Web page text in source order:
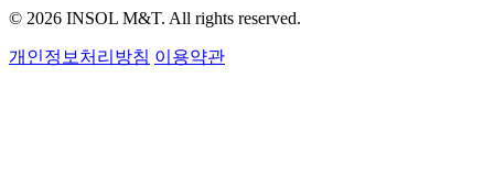
© 2026 INSOL M&T. All rights reserved.
개인정보처리방침 이용약관